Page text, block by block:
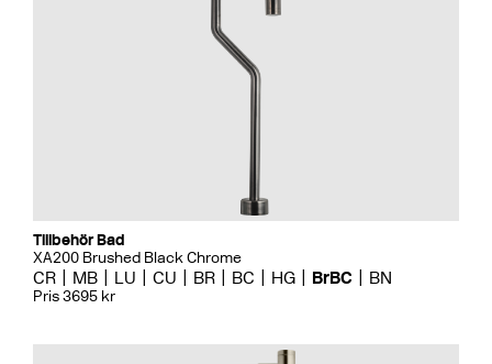
Tillbehör Bad
XA200 Brushed Black Chrome
CR MB LU CU BR BC HG BrBC BN
Pris 3695 kr